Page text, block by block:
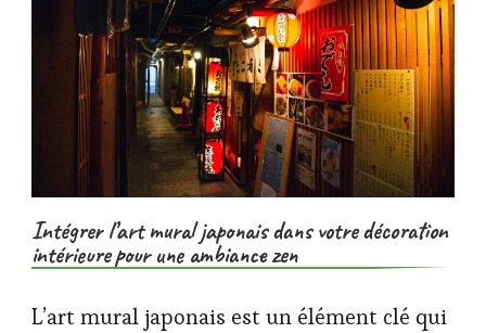
Intégrer l’art mural japonais dans votre décoration
intérieure pour une ambiance zen
L’art mural japonais est un élément clé qui